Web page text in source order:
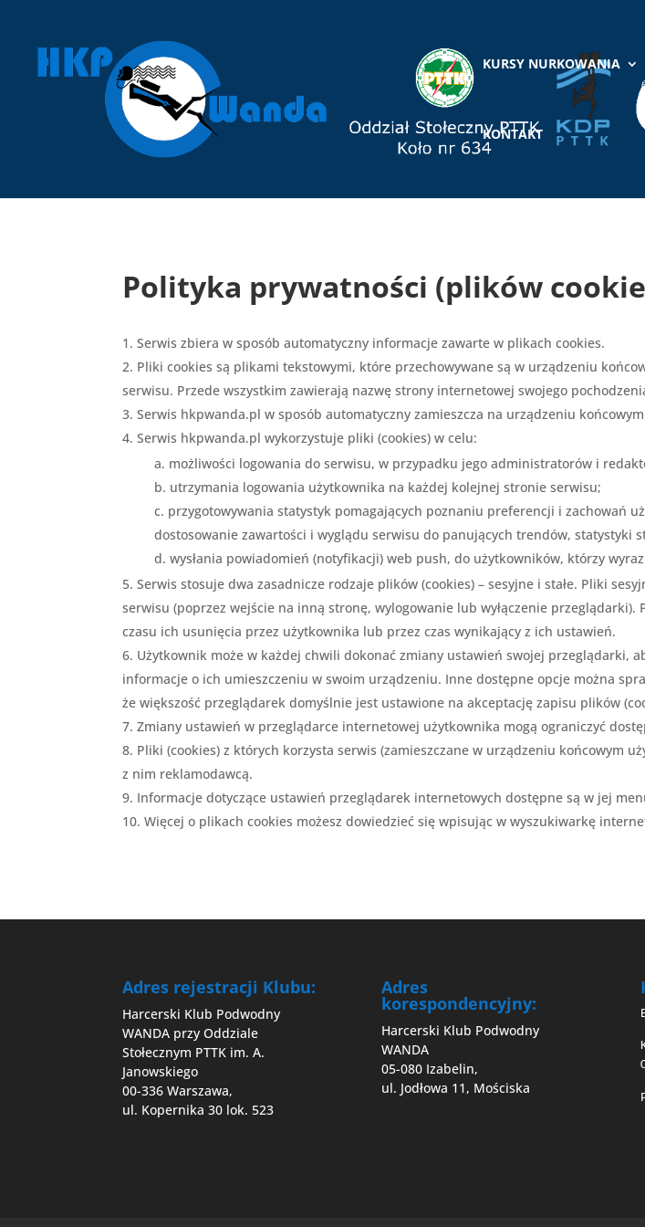
KURSY NURKOWANIA
KONTAKT
Polityka prywatności (plików
Serwis zbiera w sposób automatyczny informacje zawarte w plikach cookies.
Pliki cookies są plikami tekstowymi, które przechowywane są w urządzeniu
serwisu. Przede wszystkim zawierają nazwę strony internetowej swojego
Serwis hkpwanda.pl w sposób automatyczny zamieszcza na urządzeniu
Serwis hkpwanda.pl wykorzystuje pliki (cookies) w celu:
możliwości logowania do serwisu, w przypadku jego administratorów i
utrzymania logowania użytkownika na każdej kolejnej stronie serwisu;
przygotowywania statystyk pomagających poznaniu preferencji i zachowań
dostosowanie zawartości i wyglądu serwisu do panujących trendów, statystyki
wysłania powiadomień (notyfikacji) web push, do użytkowników, którzy
Serwis stosuje dwa zasadnicze rodzaje plików (cookies) – sesyjne i stałe. Pliki
serwisu (poprzez wejście na inną stronę, wylogowanie lub wyłączenie
czasu ich usunięcia przez użytkownika lub przez czas wynikający z ich ustawień.
Użytkownik może w każdej chwili dokonać zmiany ustawień swojej przeglądarki,
informacje o ich umieszczeniu w swoim urządzeniu. Inne dostępne opcje można
że większość przeglądarek domyślnie jest ustawione na akceptację zapisu plików
Zmiany ustawień w przeglądarce internetowej użytkownika mogą ograniczyć
Pliki (cookies) z których korzysta serwis (zamieszczane w urządzeniu końcowym
z nim reklamodawcą.
Informacje dotyczące ustawień przeglądarek internetowych dostępne są w jej
Więcej o plikach cookies możesz dowiedzieć się wpisując w wyszukiwarkę
Adres rejestracji Klubu:
Harcerski Klub Podwodny
WANDA przy Oddziale
Stołecznym PTTK im. A.
Janowskiego
00-336 Warszawa,
ul. Kopernika 30 lok. 523
Adres
korespondencyjny:
Harcerski Klub Podwodny
WANDA
05-080 Izabelin,
ul. Jodłowa 11, Mościska